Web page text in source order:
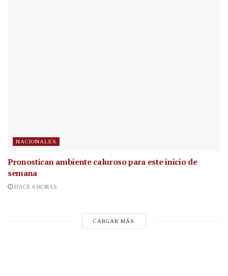
NACIONALES
Pronostican ambiente caluroso para este inicio de
semana
HACE 6 HORAS
CARGAR MÁS